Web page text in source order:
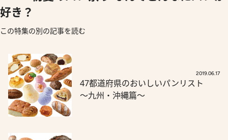
好き？
この特集の別の記事を読む
2019.06.17
47都道府県のおいしいパンリスト
～九州・沖縄篇～